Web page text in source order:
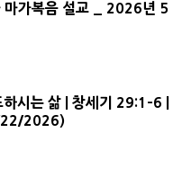
마가복음 설교 _ 2026년 5
시는 삶 | 창세기 29:1-6 |
22/2026)